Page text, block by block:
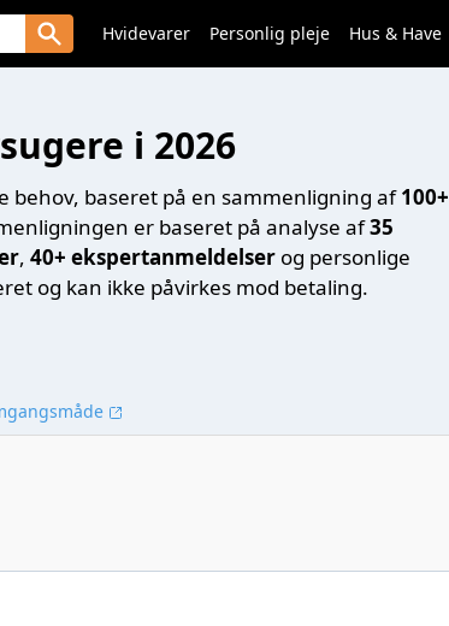
Hvidevarer Personlig pleje Hus & Have
i 2026
behov, baseret på en sammenligning af100+
er baseret på analyse af35
, 40+ ekspertanmeldelser og personlige
og kan ikke påvirkes mod betaling.